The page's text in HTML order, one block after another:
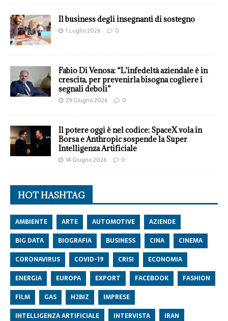
Il business degli insegnanti di sostegno
1 Luglio 2026 0
Fabio Di Venosa: “L’infedeltà aziendale è in
crescita, per prevenirla bisogna cogliere i
segnali deboli”
29 Giugno 2026 0
Il potere oggi è nel codice: SpaceX vola in
Borsa e Anthropic sospende la Super
Intelligenza Artificiale
14 Giugno 2026 0
HOT HASHTAG
AMBIENTE ARTE AUTOMOTIVE
AZIENDE
BIG DATA
BIOGRAFIA BUSINESS CINA
CINEMA
CORONAVIRUS
COVID-19 CRISI
ECONOMIA
ENERGIA
EUROPA EXPORT FACEBOOK
FASHION
FILM
GAS H2BIZ
IMPRESE
INTELLIGENZA ARTIFICIALE
INTERVISTA IRAN